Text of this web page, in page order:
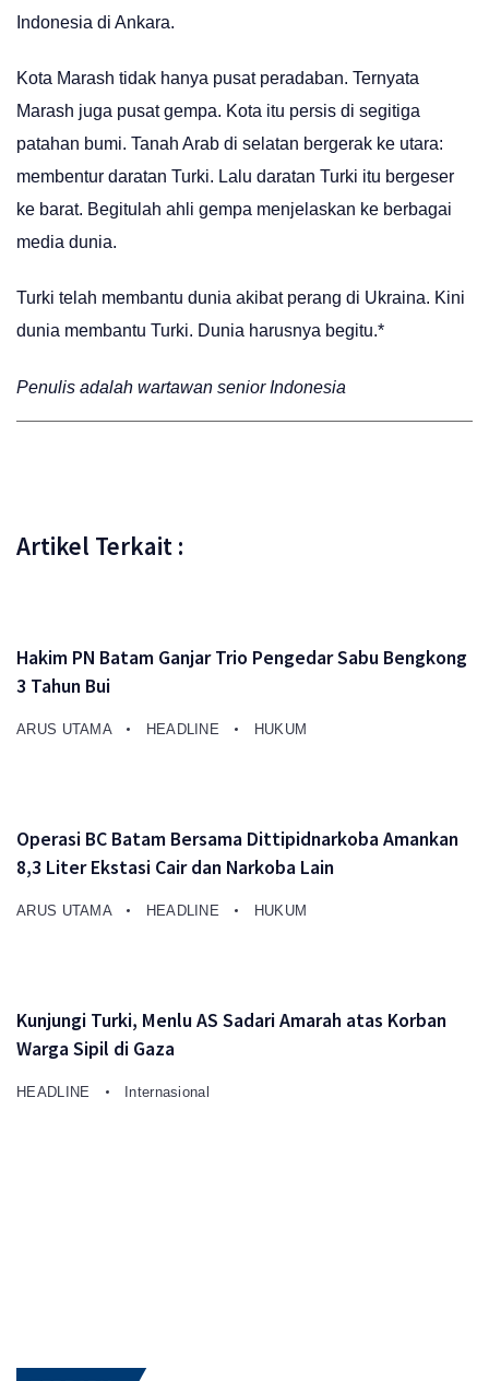
Indonesia di Ankara.
Kota Marash tidak hanya pusat peradaban. Ternyata
Marash juga pusat gempa. Kota itu persis di segitiga
patahan bumi. Tanah Arab di selatan bergerak ke utara:
membentur daratan Turki. Lalu daratan Turki itu bergeser
ke barat. Begitulah ahli gempa menjelaskan ke berbagai
media dunia.
Turki telah membantu dunia akibat perang di Ukraina. Kini
dunia membantu Turki. Dunia harusnya begitu.*
Penulis adalah wartawan senior Indonesia
Artikel Terkait :
Hakim PN Batam Ganjar Trio Pengedar Sabu Bengkong
3 Tahun Bui
ARUS UTAMA HEADLINE HUKUM
Operasi BC Batam Bersama Dittipidnarkoba Amankan
8,3 Liter Ekstasi Cair dan Narkoba Lain
ARUS UTAMA HEADLINE HUKUM
Kunjungi Turki, Menlu AS Sadari Amarah atas Korban
Warga Sipil di Gaza
HEADLINE Internasional